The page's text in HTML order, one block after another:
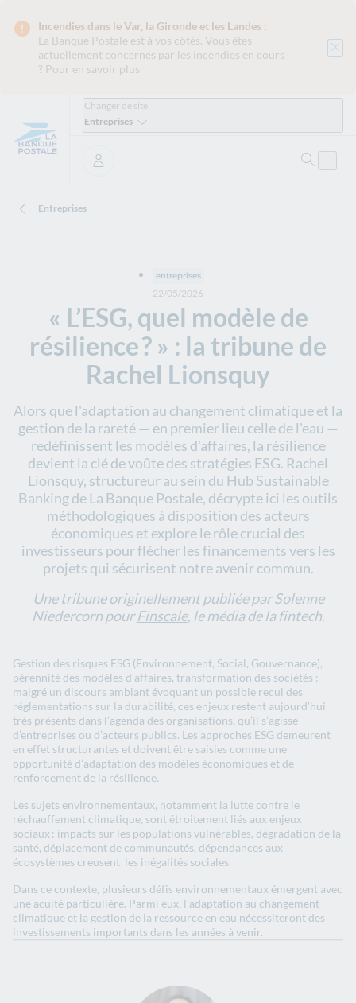
Incendies dans le Var, la Gironde et les Landes :
La Banque Postale est à vos côtés. Vous êtes
actuellement concernés par les incendies en cours
? Pour en savoir plus
Changer de site
Entreprises
Se connecter
Entreprises
« L’ESG, quel modèle de
résilience ? » : la tribune de
Rachel Lionsquy
22/05/2026
entreprises
Alors que l'adaptation au changement climatique et la
gestion de la rareté — en premier lieu celle de l'eau —
redéfinissent les modèles d'affaires, la résilience
devient la clé de voûte des stratégies ESG. Rachel
Lionsquy, structureur au sein du Hub Sustainable
Banking de La Banque Postale, décrypte ici les outils
méthodologiques à disposition des acteurs
économiques et explore le rôle crucial des
investisseurs pour flécher les financements vers les
projets qui sécurisent notre avenir commun.
Une tribune originellement publiée par Solenne
Niedercorn pourFinscale, le média de la fintech.
​​​​Gestion des risques ESG (Environnement, Social, Gouvernance),
pérennité des modèles d’affaires, transformation des sociétés :
malgré un discours ambiant évoquant un possible recul des
réglementations sur la durabilité, ces enjeux restent aujourd’hui
très présents dans l’agenda des organisations, qu’il s’agisse
d’entreprises ou d’acteurs publics.​​​ ​​​​Les approches ESG demeurent
en effet structurantes et doivent être saisies comme une
opportunité d’adaptation des modèles économiques et de
renforcement de la résilience.​​​
​Les sujets environnementaux​, notamment​​​​​ la lutte contre le
réchauffement climatique, sont ​​étroitement liés aux enjeux
sociaux : ​​impacts sur les populations vulnérables​,​​ dégradation de la
santé, déplacement de communautés, dépendances ​aux​​
écosystèmes​ ​creusent ​​​ les inégalités sociales.​
​​​​Dans ce contexte, plusieurs défis environnementaux émergent avec
une acuité particulière. ​​​​Parmi​ eux,​ ​​l’adaptation au changement
climatique et la gestion de la ressource en ​​eau ​​nécessiteront des
investissements importants dans les années à venir.​​​​